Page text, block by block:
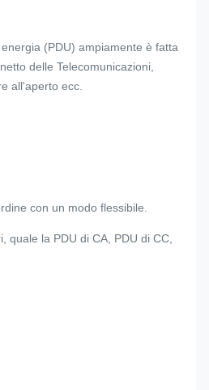
(PDU) ampiamente è fatta
delle Telecomunicazioni,
all'aperto ecc.
con un modo flessibile.
quale la PDU di CA, PDU di CC,